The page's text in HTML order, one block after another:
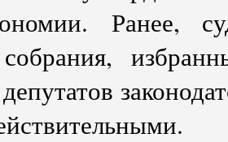
Ранее,